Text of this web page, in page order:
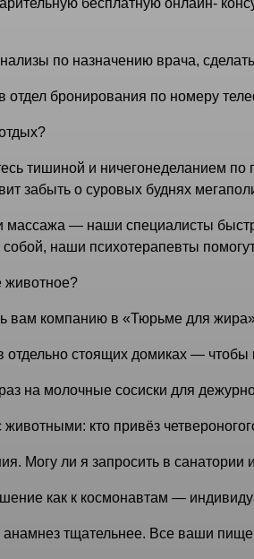
по назначению врача,
отдел бронирования по номеру
тишиной и ничегонеделанием
забыть о суровых буднях
массажа — наши специалисты
наши психотерапевты
животное?
вам компанию в «Тюрьме для
отдельно стоящих домиках —
на молочные сосиски для
кто привёз
Могу ли я запросить в
как к космонавтам —
тщательнее. Все ваши